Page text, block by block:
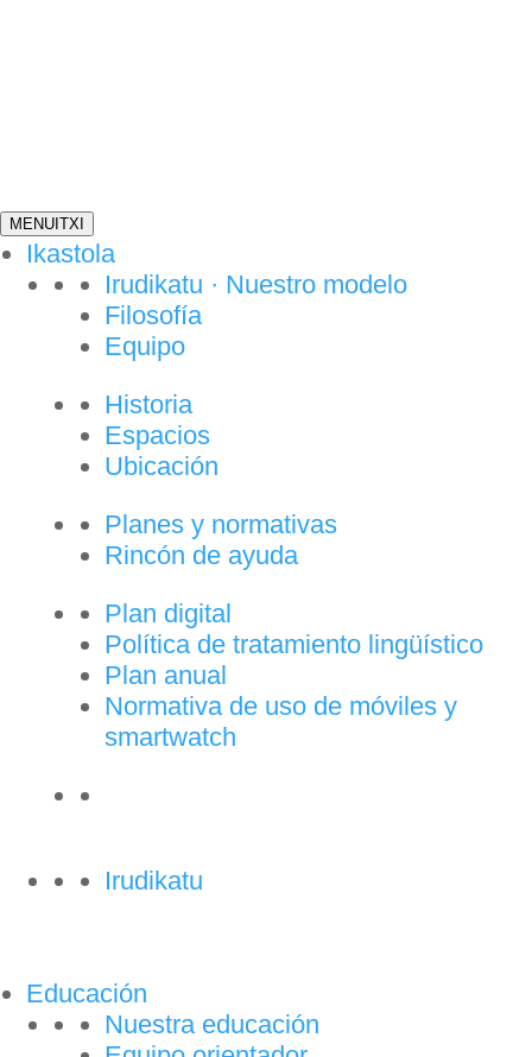
MENU ITXI
Ikastola
Irudikatu · Nuestro modelo
Filosofía
Equipo
Historia
Espacios
Ubicación
Planes y normativas
Rincón de ayuda
Plan digital
Política de tratamiento lingüístico
Plan anual
Normativa de uso de móviles y
smartwatch
Irudikatu
Educación
Nuestra educación